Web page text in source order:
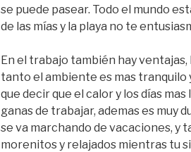
se puede pasear. Todo el mundo
de las mías y la playa no te
En el trabajo también hay
tanto el ambiente es mas tranquilo
que decir que el calor y los días
ganas de trabajar, ademas es muy
se va marchando de vacaciones, y
morenitos y relajados mientras tu